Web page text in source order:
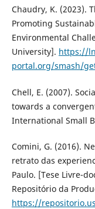
Chaudry, K. (2023).
Promoting
Environmental
University]. https://
portal.org/smash/
Chell, E. (2007).
towards a
International Small
Comini, G. (2016).
retrato das
Paulo. [Tese Livre-
Repositório da
https://